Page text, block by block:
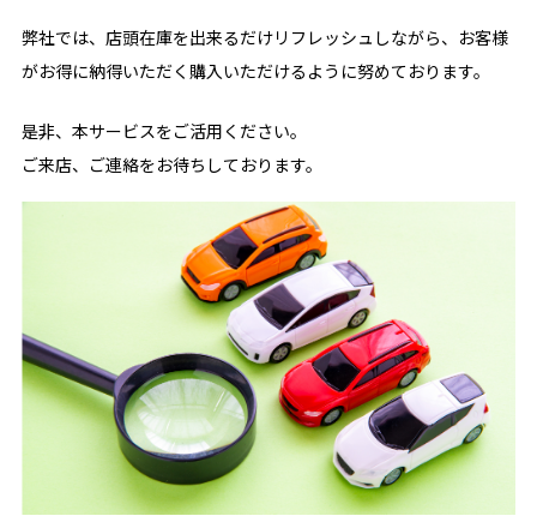
弊社では、店頭在庫を出来るだけリフレッシュしながら、お客様
がお得に納得いただく購入いただけるように努めております。
是非、本サービスをご活用ください。
ご来店、ご連絡をお待ちしております。